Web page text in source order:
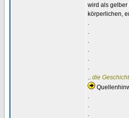
wird als gelber
körperlichen,
.
.
.
.
.
.
.. die
.
.
.